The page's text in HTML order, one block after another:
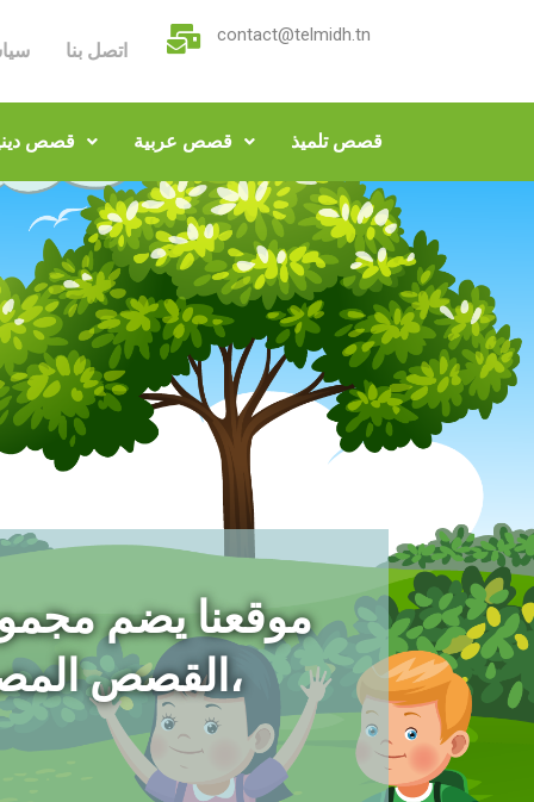
اتصل بنا
contact@telmidh.tn
قصص قصص عربية قصص تلميذ
موقعنا يضم
،القصص